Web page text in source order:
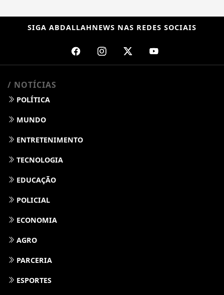
SIGA ABDALLAHNEWS NAS REDES SOCIAIS
/ NOTÍCIAS
POLÍTICA
MUNDO
ENTRETENIMENTO
TECNOLOGIA
EDUCAÇÃO
POLICIAL
ECONOMIA
AGRO
PARCERIA
ESPORTES